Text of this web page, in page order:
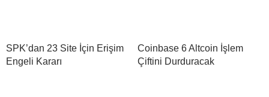
SPK’dan 23 Site İçin Erişim
Engeli Kararı
Coinbase 6 Altcoin İşlem
Çiftini Durduracak